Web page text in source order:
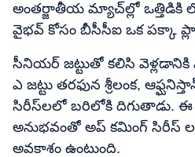
అంతర్జాతీయ మ్యాచ్‌ల్లో ఒత్తిడికి
వైభవ్ కోసం బీసీసీఐ ఒక పక్కా
సీనియర్ జట్టుతో కలిసి
ఎ జట్టు తరఫున శ్రీలంక,
సిరీస్‌లలో బరిలోకి దిగుతాడు.
అనుభవంతో అప్ కమింగ్ సిరీస్
అవకాశం ఉంటుంది.